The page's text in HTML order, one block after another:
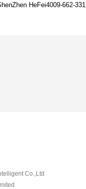
HeFei4009-662-331
Co.,Ltd